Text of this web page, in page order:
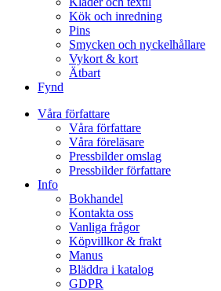
Kök och inredning
Pins
Smycken och nyckelhållare
Vykort & kort
Ätbart
Fynd
Våra författare
Våra författare
Våra föreläsare
Pressbilder omslag
Pressbilder författare
Info
Bokhandel
Kontakta oss
Vanliga frågor
Köpvillkor & frakt
Manus
Bläddra i katalog
GDPR